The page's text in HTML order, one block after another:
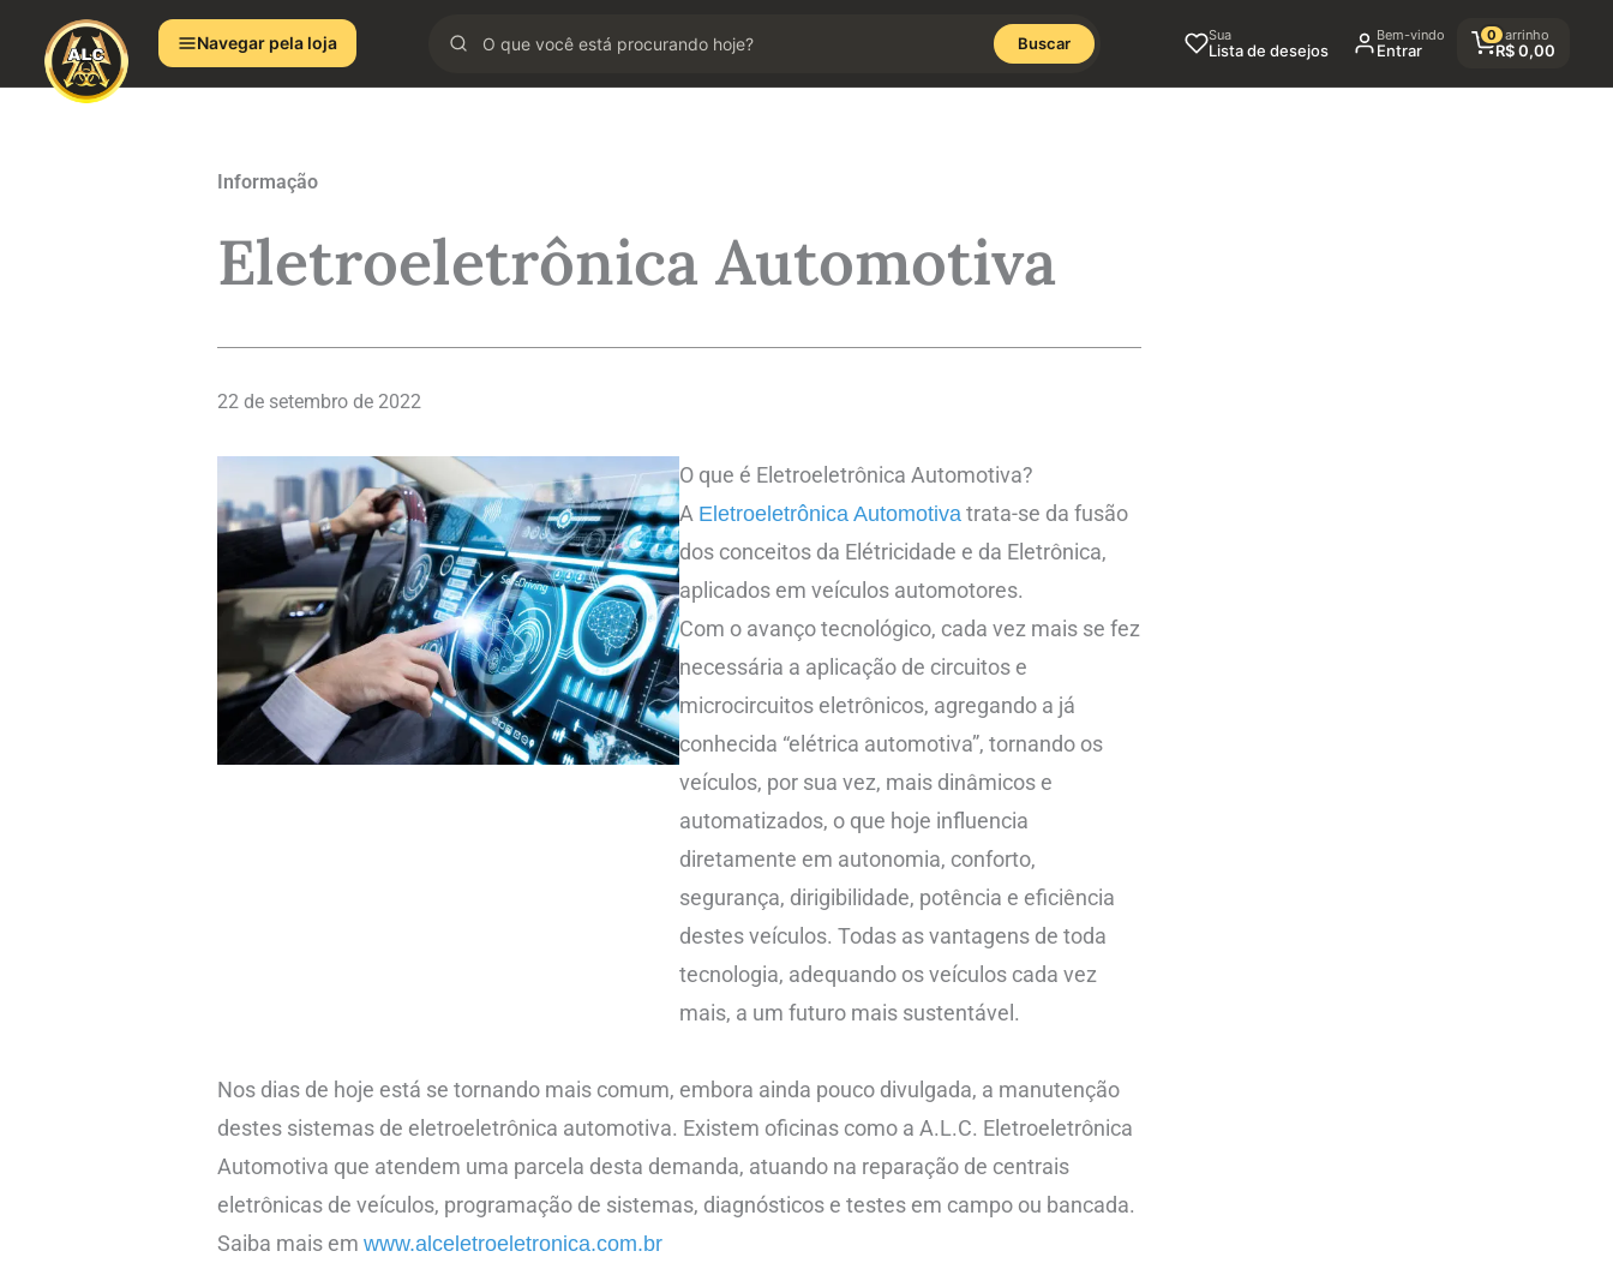
conteúdo
Navegar pela loja Buscar Sua
Lista de desejos
Bem-vindo
Entrar
0 Carrinho
R$0,00
Informação
Eletroeletrônica Automotiva
22 de setembro de 2022
O que é Eletroeletrônica Automotiva?
A Eletroeletrônica Automotiva trata-se da fusão
dos conceitos da Elétricidade e da Eletrônica,
aplicados em veículos automotores.
Com o avanço tecnológico, cada vez mais se fez
necessária a aplicação de circuitos e
microcircuitos eletrônicos, agregando a já
conhecida “elétrica automotiva”, tornando os
veículos, por sua vez, mais dinâmicos e
automatizados, o que hoje influencia
diretamente em autonomia, conforto,
segurança, dirigibilidade, potência e eficiência
destes veículos. Todas as vantagens de toda
tecnologia, adequando os veículos cada vez
mais, a um futuro mais sustentável.
Nos dias de hoje está se tornando mais comum, embora ainda pouco divulgada, a manutenção
destes sistemas de eletroeletrônica automotiva. Existem oficinas como a A.L.C. Eletroeletrônica
Automotiva que atendem uma parcela desta demanda, atuando na reparação de centrais
eletrônicas de veículos, programação de sistemas, diagnósticos e testes em campo ou bancada.
Saiba mais em www.alceletroeletronica.com.br